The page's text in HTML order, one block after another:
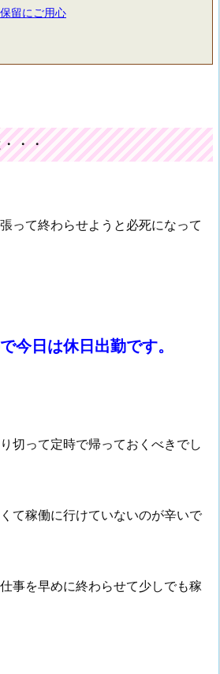
留にご用心
・・
って終わらせようと必死になって
今日は休日出勤です。
切って定時で帰っておくべきでし
て稼働に行けていないのが辛いで
事を早めに終わらせて少しでも稼